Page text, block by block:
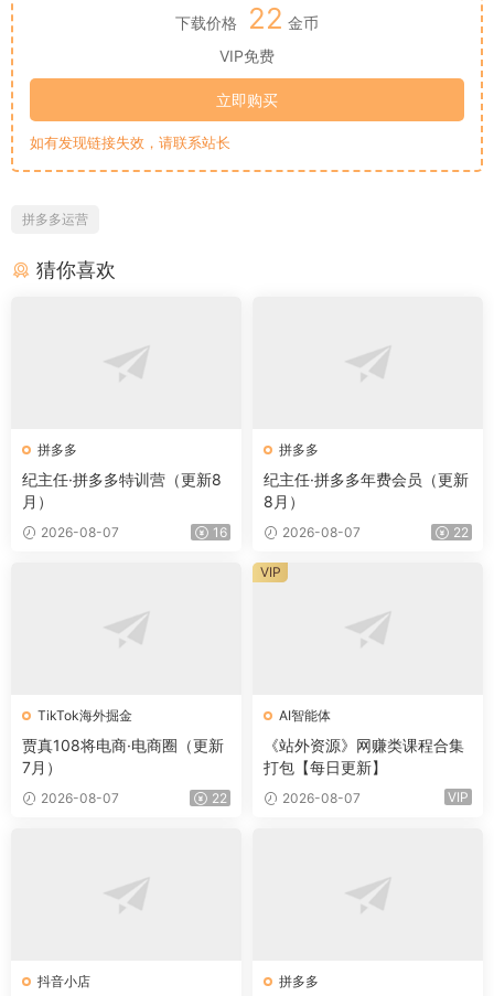
下载价格 22 金币
VIP免费
立即购买
如有发现链接失效，请联系站长
拼多多运营
猜你喜欢
拼多多
纪主任·拼多多特训营（更新8
月）
2026-08-07 16
拼多多
纪主任·拼多多年费会员（更新
8月）
2026-08-07 22
TikTok海外掘金
贾真108将电商·电商圈（更新
7月）
2026-08-07 22
AI智能体
《站外资源》网赚类课程合集
打包【每日更新】
2026-08-07 VIP
VIP
抖音小店 拼多多